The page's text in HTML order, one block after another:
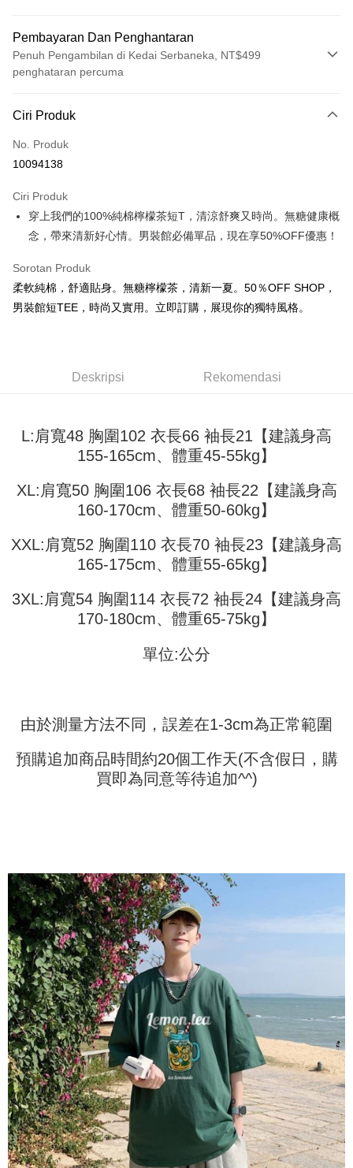
Pembayaran Dan Penghantaran
Penuh Pengambilan di Kedai Serbaneka, NT$499
penghataran percuma
Kad Kredit (Bayaran Penuh)
Pengambilan di Kedai Serbaneka
Apple Pay
JKOPAY
Easy Wallet
Google Pay
pengguna Taiwan Mobile tanpa memerlukan permohonan tambahan.
Jika anda memilih OP Pay Later sebagai kaedah pembayaran, sistem
Later selepas pesanan dibuat. Anda perlu mengesahkan nombor telefon
mudah alih anda, memilih bilangan ansuran, dan menetapkan tarikh
akhir pembayaran. Transaksi akan dianggap selesai setelah pembayaran
Had kredit yang diluluskan, tempoh ansuran yang tersedia, dan yuran
yang dikenakan adalah tertakluk kepada maklumat yang dinyatakan
pada halaman pengesahan transaksi seterusnya.
Jika transaksi tidak disahkan dalam masa 30 minit selepas pesanan
akan dibatalkan secara automatik. Jika permohonan gagal pada
peringkat "semakan manual", ini bermakna kriteria pemarkahan sistem
Pembayaran ansuran melalui OP Pay Later akan dibilkan secara
pembayaran akan dihantar selepas kitaran bil bulanan.
Selepas mengakses bil melalui pautan dalam SMS, anda boleh
Perkhidmatan ini disediakan oleh Taiwan Mobile Co., Ltd. (“Syarikat”),
yang membolehkan pelanggan membeli barangan atau perkhidmatan
melalui perkhidmatan ini pada masa transaksi. Hasil daripada pembelian
atau pembayaran ansuran akan dipindahkan oleh peniaga kepada
Syarikat, dan pelanggan hendaklah membuat pembayaran mengikut
perjanjian menggunakan sistem bil Syarikat.
Untuk memenuhi hubungan kontrak yang terjalin melalui persetujuan
penggunaan OP Pay Later, peniaga akan memberikan maklumat peribadi
anda (termasuk nama, nombor telefon, atau alamat) kepada Syarikat bagi
tujuan pengumpulan, pemprosesan dan penggunaan data yang
diperlukan untuk pengebilan ansuran, termasuk pengesahan,
pengesahan semula dan pembetulan.
Untuk terma perkhidmatan penuh, sila rujuk pautan berikut:
https://oppay.tw/userRule" target="_blank" class="link revert-
style">https://oppay.tw/userRule
【Panduan Penggunaan Pembayaran Ansuran Gogo】
1. Perkhidmatan ini disediakan oleh Taiwan Mobile, pengguna telefon
Pertama, Mengenai Perkhidmatan AFTEE Beli Sekarang Bayar Kemudian
1. Dengan memilih AFTEE sebagai kaedah pembayaran, mesej
2. Anda boleh meneruskan pembayaran selepas pengesahan SMS.
3. Tiada bayaran diperlukan apabila pesanan disahkan. Produk akan
dihantar ke alamat yang ditetapkan.
manakala ahli aplikasi akan menerima pemberitahuan tolak aplikasi
AFTEE.
5. Tiada bayaran diperlukan apabila anda menerima produk. Sila buat
dalam talian dengan SMS pembayaran atau pemberitahuan tolak aplikasi
bagaimanapun, bagi mereka yang telah memuat turun Aplikasi AFTEE
ditambah dengan bilangan hari yang boleh dilanjutkan oleh AFTEE. Anda
pesanan. Walau bagaimanapun, tiada jaminan bahawa anda boleh
menerima pesanan anda semasa tempoh pembayaran (cth.: produk
prapesanan atau produk yang mungkin mengambil masa yang lebih
keputusan pensijilan dan semakan oleh AFTEE.
2. Amaun perbelanjaan minimum mestilah lebih besar daripada NT$20.
3. Pada masa ini hanya tersedia untuk ahli Taiwan.
Ketiga, Syarat Perkhidmatan
Perkhidmatan AFTEE Beli Sekarang Bayar Kemudian disediakan oleh NP
Taiwan, Inc. dan AFTEE akan membuat bil kepada pengguna. AFTEE
akan menggunakan data peribadi yang dikumpul (termasuk nama
pembeli, no. telefon, nama penerima, no. telefon, alamat penerima) untuk
penggunaan perkhidmatan. Sila rujuk kepada "Penyata Pengumpulan
Data Peribadi, Pemprosesan, Penggunaan"
(https://aftee.tw/privacypolicy/
) untuk maklumat lanjut.
Jumlah yang diperakui untuk pengguna kali pertama yang lulus
kelulusan boleh sehingga NT$10,000. Jika pengguna tidak membuat
pembayaran dalam tempoh tersebut, yuran pembayaran lewat sebanyak
20% setahun akan dikenakan. Pengguna bawah umur dikehendaki
mendapatkan kebenaran daripada ibu bapa atau penjaga yang sah
untuk menggunakan AFTEE.
Sila hubungi NP Taiwan Inc. dics_tw@netprotections.co.jpjika anda
Pemindahan ATM
Pilihan Penghantaran
全家取貨付款
NT$45/pesanan
付款 後全家取貨
7-11取貨付款
NT$499 atau lebih
宅配
NT$70/pesanan | Penghantaran percuma untuk pesanan
Ciri Produk
No. Produk
10094138
Ciri Produk
穿上我們的100%純棉檸檬茶短T，清涼舒爽又時尚。無糖健康概
念，帶來清新好心情。男裝館必備單品，現在享50%OFF優惠！
Sorotan Produk
柔軟純棉，舒適貼身。無糖檸檬茶，清新一夏。50％OFF SHOP，
男裝館短TEE，時尚又實用。立即訂購，展現你的獨特風格。
Deskripsi Rekomendasi
L:肩寬48 胸圍102 衣長66 袖長21【建議身高
155-165cm、體重45-55kg】
XL:肩寬50 胸圍106 衣長68 袖長22【建議身高
160-170cm、體重50-60kg】
XXL:肩寬52 胸圍110 衣長70 袖長23【建議身高
165-175cm、體重55-65kg】
3XL:肩寬54 胸圍114 衣長72 袖長24【建議身高
170-180cm、體重65-75kg】
單位:公分
由於測量方法不同，誤差在1-3cm為正常範圍
預購追加商品時間約20個工作天(不含假日，購
買即為同意等待追加^^)